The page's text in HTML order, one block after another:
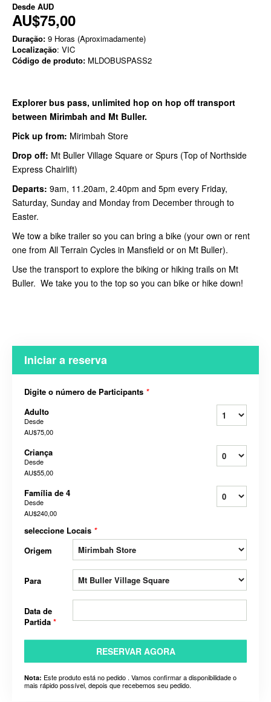
Desde AUD
AU$75,00
Duração: 9 Horas (Aproximadamente)
Localização: VIC
Código de produto: MLDOBUSPASS2
Explorer bus pass, unlimited hop on hop off transport
between Mirimbah and Mt Buller.
Pick up from: Mirimbah Store
Drop off: Mt Buller Village Square or Spurs (Top of Northside
Express Chairlift)
Departs: 9am, 11.20am, 2.40pm and 5pm every Friday,
Saturday, Sunday and Monday from December through to
Easter.
We tow a bike trailer so you can bring a bike (your own or rent
one from All Terrain Cycles in Mansfield or on Mt Buller).
Use the transport to explore the biking or hiking trails on Mt
Buller. We take you to the top so you can bike or hike down!
Iniciar a reserva
Digite o número de Participants *
Adulto
Desde
AU$75,00
Criança
Desde
AU$55,00
Família de 4
Desde
AU$240,00
seleccione Locais *
Origem
Para
Data de
Partida *
RESERVAR AGORA
Nota: Este produto está no pedido . Vamos confirmar a disponibilidade o
mais rápido possível, depois que recebemos seu pedido.